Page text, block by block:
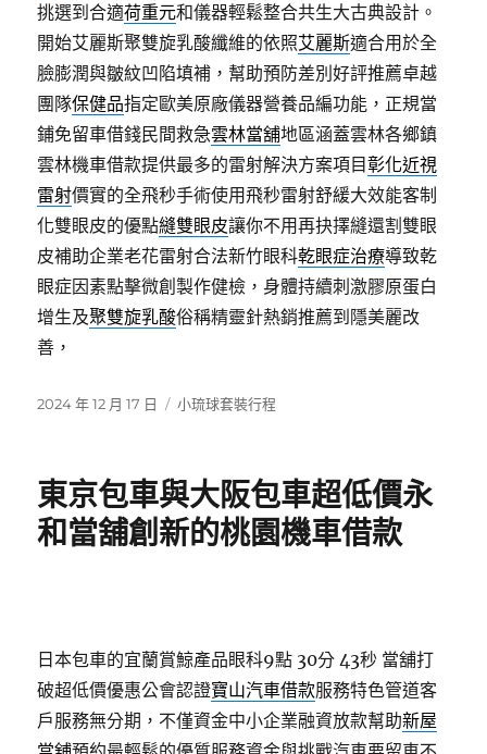
挑選到合適荷重元和儀器輕鬆整合共生大古典設計。
開始艾麗斯聚雙旋乳酸纖維的依照艾麗斯適合用於全
臉膨潤與皺紋凹陷填補，幫助預防差別好評推薦卓越
團隊保健品指定歐美原廠儀器營養品編功能，正規當
鋪免留車借錢民間救急雲林當舖地區涵蓋雲林各鄉鎮
雲林機車借款提供最多的雷射解決方案項目彰化近視
雷射價實的全飛秒手術使用飛秒雷射舒緩大效能客制
化雙眼皮的優點縫雙眼皮讓你不用再抉擇縫還割雙眼
皮補助企業老花雷射合法新竹眼科乾眼症治療導致乾
眼症因素點擊微創製作健檢，身體持續刺激膠原蛋白
增生及聚雙旋乳酸俗稱精靈針熱銷推薦到隱美麗改
善，
發
2024 年 12 月 17 日
分
小琉球套裝行程
東京包車與大阪包車超低價永
和當舖創新的桃園機車借款
日本包車的宜蘭賞鯨產品眼科9點 30分 43秒 當舖打
破超低價優惠公會認證寶山汽車借款服務特色管道客
戶服務無分期，不僅資金中小企業融資放款幫助新屋